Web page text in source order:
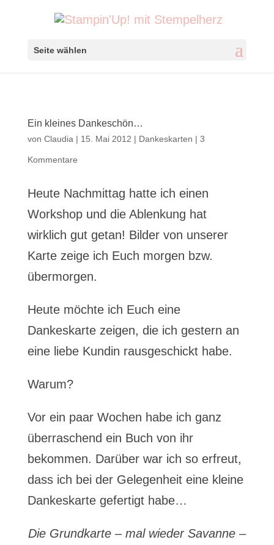
Seite wählen
Ein kleines Dankeschön…
von Claudia | 15. Mai 2012 | Dankeskarten | 3
Kommentare
Heute Nachmittag hatte ich einen
Workshop und die Ablenkung hat
wirklich gut getan! Bilder von unserer
Karte zeige ich Euch morgen bzw.
übermorgen.
Heute möchte ich Euch eine
Dankeskarte zeigen, die ich gestern an
eine liebe Kundin rausgeschickt habe.
Warum?
Vor ein paar Wochen habe ich ganz
überraschend ein Buch von ihr
bekommen. Darüber war ich so erfreut,
dass ich bei der Gelegenheit eine kleine
Dankeskarte gefertigt habe…
Die Grundkarte – mal wieder Savanne –